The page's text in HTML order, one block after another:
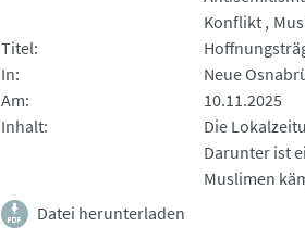
Konflikt
Titel
In
Neue
Am
10.11.2025
Inhalt
Die
Darunter ist
Muslimen
Datei herunterladen